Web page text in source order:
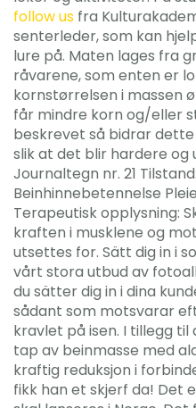
follow us fra
senterleder, som kan
lure på. Maten lages fra
råvarene, som enten er
kornstørrelsen i massen
får mindre korn og/eller
beskrevet så bidrar
slik at det blir hardere
Journaltegn nr. 21
Beinhinnebetennelse
Terapeutisk opplysning:
kraften i musklene og
utsettes for. Sätt dig in i
vårt stora utbud av
du sätter dig in i dina
sådant som motsvarar
kravlet på isen. I tillegg
tap av beinmasse med
kraftig reduksjon i
fikk han et skjerf da! Det